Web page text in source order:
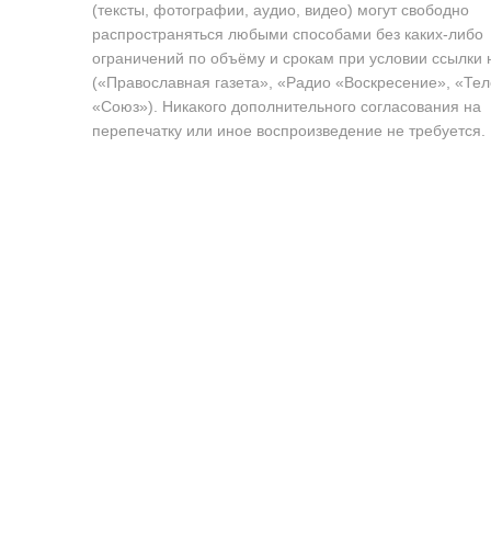
(тексты, фотографии, аудио, видео) могут свободно
распространяться любыми способами без каких-либо
ограничений по объёму и срокам при условии ссылки
(«Православная газета», «Радио «Воскресение»,
«Союз»). Никакого дополнительного согласования на
перепечатку или иное воспроизведение не требуется.